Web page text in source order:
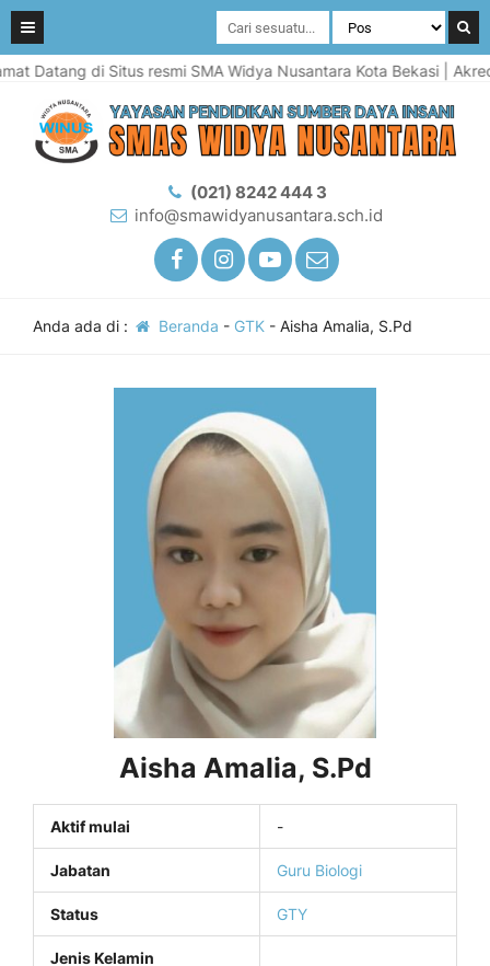
Datang di Situs resmi SMA Widya Nusantara Kota Bekasi |
(021) 8242 444 3
info@smawidyanusantara.sch.id
Anda ada di : Beranda - GTK- Aisha Amalia, S.Pd
Aisha Amalia, S.Pd
Aktif mulai -
Jabatan Guru Biologi
Status GTY
Jenis Kelamin